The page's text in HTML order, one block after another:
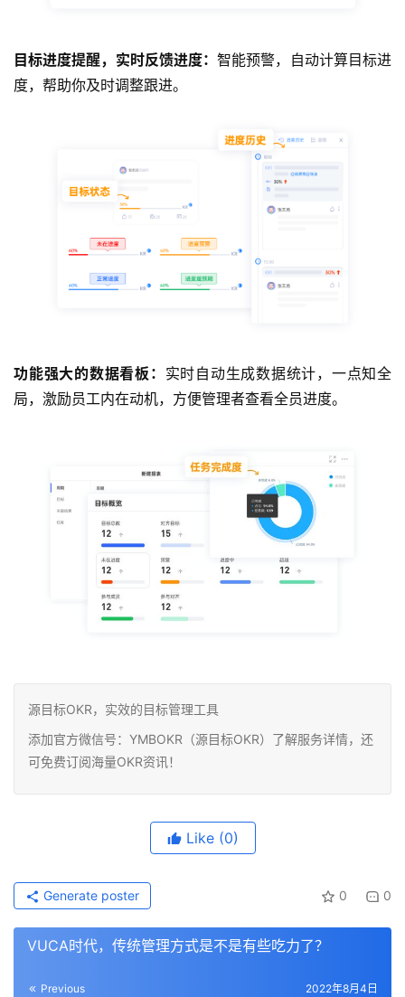
目标进度提醒，实时反馈进度：智能预警，自动计算目标进
度，帮助你及时调整跟进。
功能强大的数据看板： 实时自动生成数据统计，一点知全
局，激励员工内在动机，方便管理者查看全员进度。
源目标OKR，实效的目标管理工具
添加官方微信号：YMBOKR（源目标OKR）了解服务详情，还
可免费订阅海量OKR资讯！
Like (0)
0 0
Generate poster
VUCA时代，传统管理方式是不是有些吃力了？
Previous 2022年8月4日